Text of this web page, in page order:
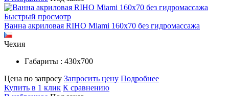
Быстрый просмотр
Ванна акриловая RIHO Miami 160x70 без гидромассажа
Чехия
Габариты : 430х700
Цена по запросу Запросить цену Подробнее
Купить в 1 клик К сравнению